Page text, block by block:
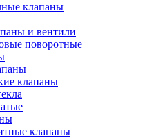
клапаны
и вентили
поворотные
клапаны
клапаны